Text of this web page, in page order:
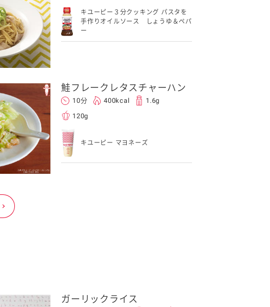
キユーピー３分クッキング パスタを
手作りオイルソース しょうゆ＆ペパ
ー
鮭フレークレタスチャーハン
10分 400kcal
1.6g
120g
キユーピー マヨネーズ
ガーリックライス